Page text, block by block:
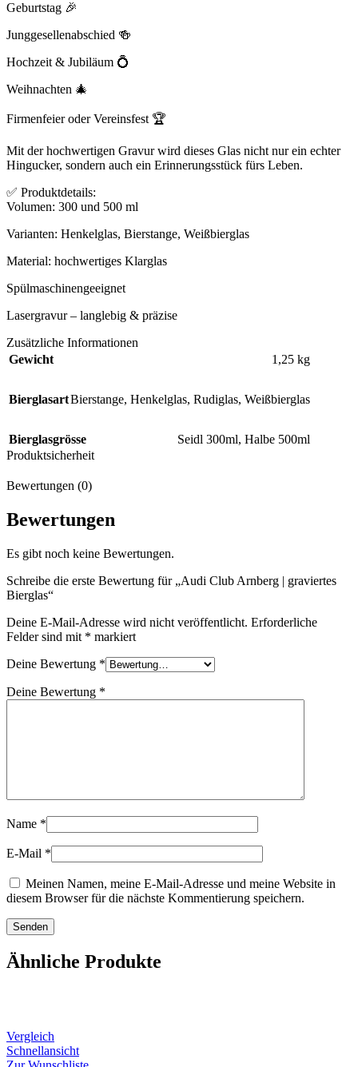
Geburtstag 🎉
Junggesellenabschied 🍻
Hochzeit & Jubiläum 💍
Weihnachten 🎄
Firmenfeier oder Vereinsfest 🏆
Mit der hochwertigen Gravur wird dieses Glas nicht nur ein echter
Hingucker, sondern auch ein Erinnerungsstück fürs Leben.
✅ Produktdetails:
Volumen: 300 und 500 ml
Varianten: Henkelglas, Bierstange, Weißbierglas
Material: hochwertiges Klarglas
Spülmaschinengeeignet
Lasergravur – langlebig & präzise
Zusätzliche Informationen
Gewicht
1,25 kg
BierglasartBierstange, Henkelglas, Rudiglas, Weißbierglas
Bierglasgrösse Seidl 300ml, Halbe 500ml
Produktsicherheit
Bewertungen (0)
Bewertungen
Es gibt noch keine Bewertungen.
Schreibe die erste Bewertung für „Audi Club Arnberg | graviertes
Bierglas“
Deine E-Mail-Adresse wird nicht veröffentlicht. Erforderliche
Felder sind mit * markiert
Deine Bewertung *
Deine Bewertung *
Name *
E-Mail *
Meinen Namen, meine E-Mail-Adresse und meine Website in
diesem Browser für die nächste Kommentierung speichern.
Ähnliche Produkte
Vergleich
Schnellansicht